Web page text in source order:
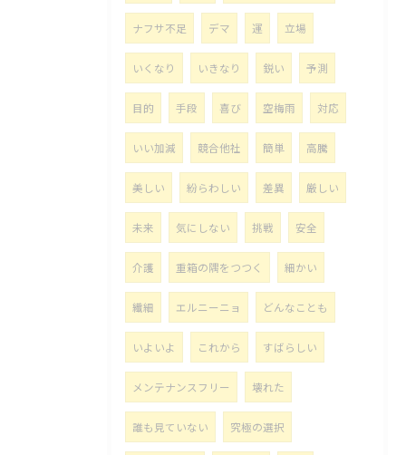
ナフサ不足 デマ 運 立場
いくなり いきなり 鋭い 予測
目的 手段 喜び 空梅雨 対応
いい加減 競合他社 簡単 高騰
美しい 紛らわしい 差異 厳しい
未来 気にしない 挑戦 安全
介護 重箱の隅をつつく 細かい
繊細 エルニーニョ どんなことも
いよいよ これから すばらしい
メンテナンスフリー 壊れた
誰も見ていない 究極の選択